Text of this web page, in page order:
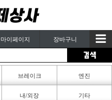
마이페이지 장바구니
브레이크 엔진
내/외장 기타